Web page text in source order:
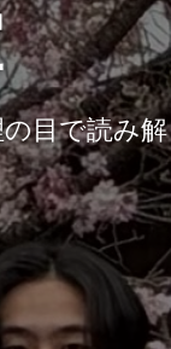
目で読み解